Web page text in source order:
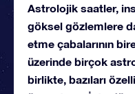
Astrolojik saatler,
göksel gözlemlere
etme çabalarının
üzerinde birçok
birlikte, bazıları